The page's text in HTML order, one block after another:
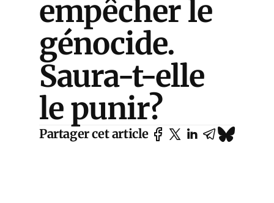
empêcher le
génocide.
Saura-t-elle
le punir?
Partager cet article